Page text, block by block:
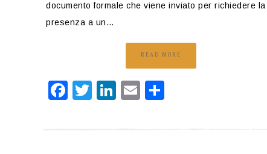
documento formale che viene inviato per richiedere la
presenza a un…
READ MORE
Facebook
Twitter
LinkedIn
Email